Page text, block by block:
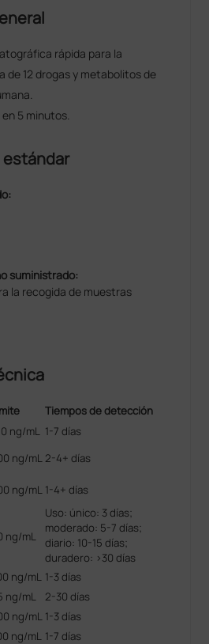
rápida para la
12 drogas y metabolitos de
5 minutos.
suministrado:
la recogida de muestras
Tiempos de detección
ng/mL
1-7 días
ng/mL 2-4+ días
ng/mL 1-4+ días
ng/mL
Uso: único: 3 días;
moderado: 5-7 días;
diario: 10-15 días;
duradero: >30 días
ng/mL 1-3 días
ng/mL
2-30 días
ng/mL 1-3 días
ng/mL 1-7 días